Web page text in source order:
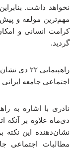
نخواهد داشت.
مهم‌ترین مولفه و
کرامت انسانی و
گردید.
اجتماعی جامعه
دی‌ماه علاوه بر آنکه
نشان‌دهنده این
مطالبات اجتماعی